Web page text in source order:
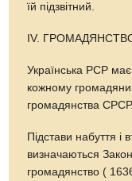
їй підзвітний.
ІV.
Українська РСР має
кожному
громадянства СРСР.
Підстави набуття і
визначаються
громадянство (